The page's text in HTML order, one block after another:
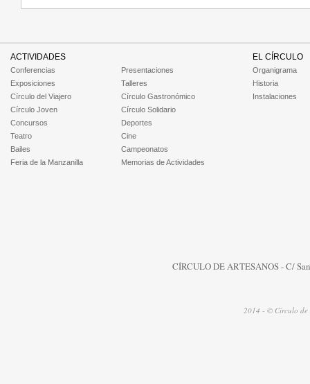
ACTIVIDADES
Conferencias
Presentaciones
Exposiciones
Talleres
Círculo del Viajero
Círculo Gastronómico
Círculo Joven
Círculo Solidario
Concursos
Deportes
Teatro
Cine
Bailes
Campeonatos
Feria de la Manzanilla
Memorias de Actividades
EL CÍRCULO
Organigrama
Historia
Instalaciones
CÍRCULO DE ARTESANOS - C/
2014 - © Círculo de